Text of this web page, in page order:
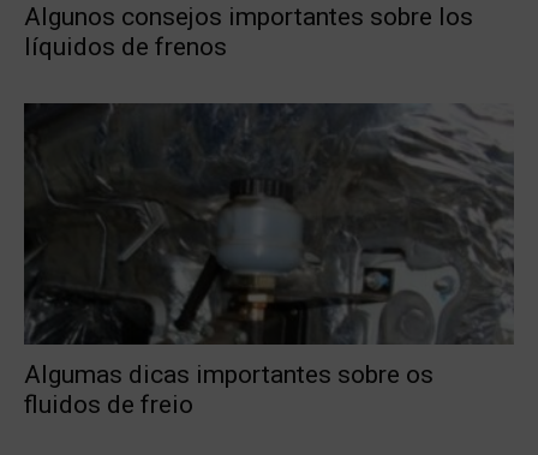
Algunos consejos importantes sobre los
líquidos de frenos
Algumas dicas importantes sobre os
fluidos de freio